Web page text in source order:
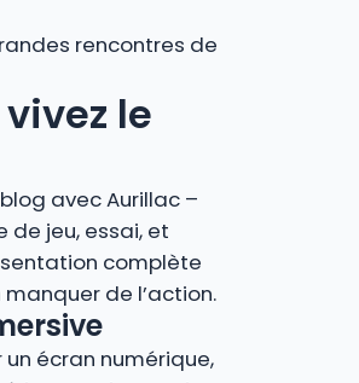
rencontres de
le
avec Aurillac –
de jeu, essai, et
complète
de l’action.
écran numérique,